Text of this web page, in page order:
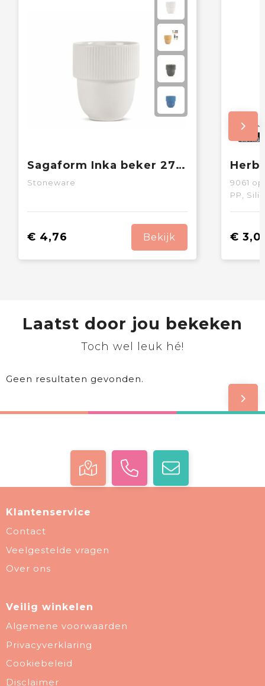
Sagaform Inka beker 270ml
Stoneware
€ 4,76 Bekijk
9061
PP,
€
Laatst door jou bekeken
Toch wel leuk hé!
Geen resultaten gevonden.
Klantenservice
Contact
Veelgestelde vragen
Over ons
Veilig winkelen
Algemene voorwaarden
Privacyverklaring
Cookiebeleid
Disclaimer